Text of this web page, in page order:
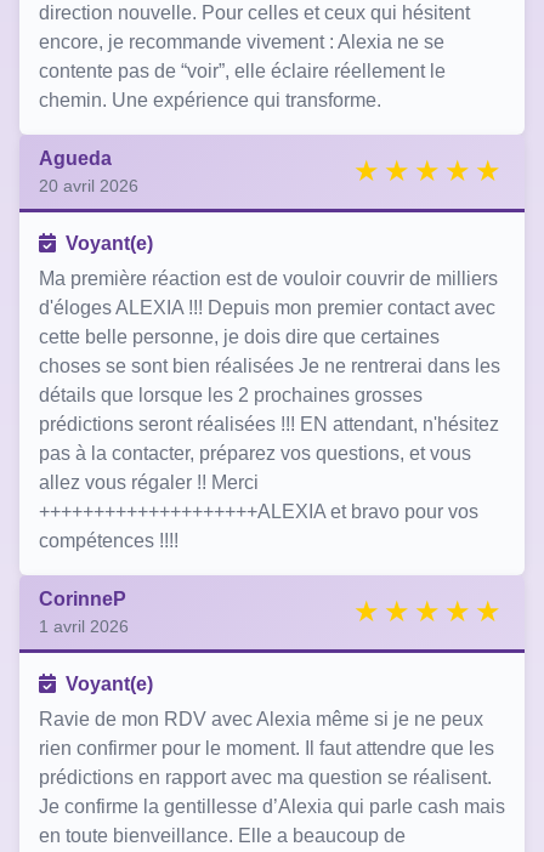
direction nouvelle. Pour celles et ceux qui hésitent
encore, je recommande vivement : Alexia ne se
contente pas de “voir”, elle éclaire réellement le
chemin. Une expérience qui transforme.
Agueda
20 avril 2026
Voyant(e)
Ma première réaction est de vouloir couvrir de milliers
d'éloges ALEXIA !!! Depuis mon premier contact avec
cette belle personne, je dois dire que certaines
choses se sont bien réalisées Je ne rentrerai dans les
détails que lorsque les 2 prochaines grosses
prédictions seront réalisées !!! EN attendant, n'hésitez
pas à la contacter, préparez vos questions, et vous
allez vous régaler !! Merci
++++++++++++++++++++ALEXIA et bravo pour vos
compétences !!!!
CorinneP
1 avril 2026
Voyant(e)
Ravie de mon RDV avec Alexia même si je ne peux
rien confirmer pour le moment. Il faut attendre que les
prédictions en rapport avec ma question se réalisent.
Je confirme la gentillesse d’Alexia qui parle cash mais
en toute bienveillance. Elle a beaucoup de